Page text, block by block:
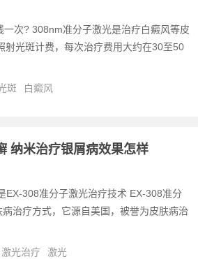
次? 308nm准分子激光是治疗白癜风等皮
射光斑计费，每次治疗费用大约在30至50
斑 白癜风
纳米治疗银屑病效果怎样
EX-308准分子激光治疗技术 EX-308准分
治疗方式，它源自美国，被誉为皮肤病治
激光治疗 激光